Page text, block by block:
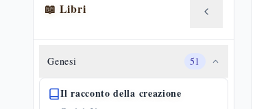
📖 Libri
Genesi 51
Il racconto della creazione